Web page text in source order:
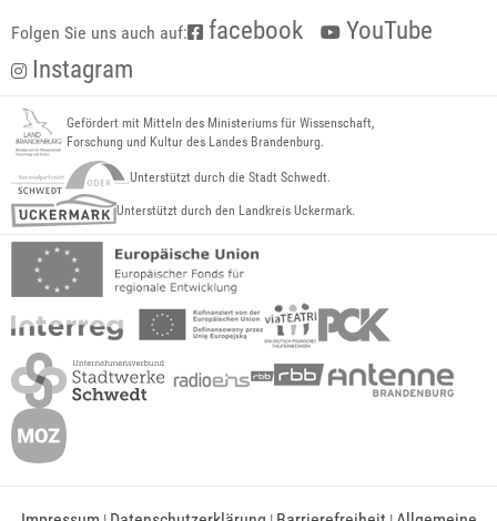
Folgen Sie uns auch auf: facebook
YouTube
Instagram
Gefördert mit Mitteln des Ministeriums für Wissenschaft,
Forschung und Kultur des Landes Brandenburg.
Unterstützt durch die Stadt Schwedt.
Unterstützt durch den Landkreis Uckermark.